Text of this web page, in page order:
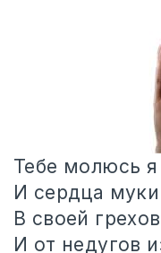
Тебе молюсь
И сердца
В своей
И от недугов